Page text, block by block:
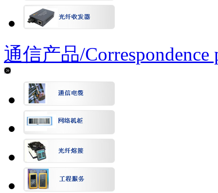
通信产品/Correspondence